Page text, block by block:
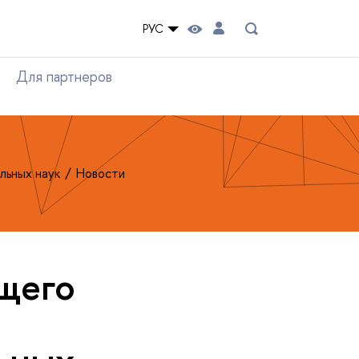
РУС
Для партнеров
наук Новости